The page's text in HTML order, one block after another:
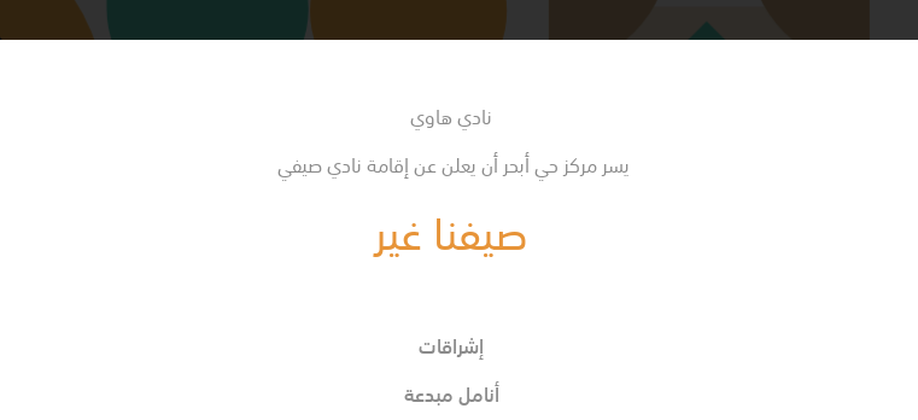
نادي هاوي
يسر مركز حي أبحر أن يعلن عن إقامة نادي صيفي
صيفنا غير
إشراقات
أنامل مبدعة